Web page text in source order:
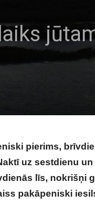
pierims,
uz sestdienu
līs, nokrišņi
pakāpeniski